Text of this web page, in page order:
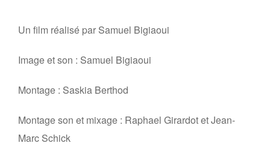
Un film réalisé par Samuel Bigiaoui
Image et son : Samuel Bigiaoui
Montage : Saskia Berthod
Montage son et mixage : Raphael Girardot et Jean-
Marc Schick